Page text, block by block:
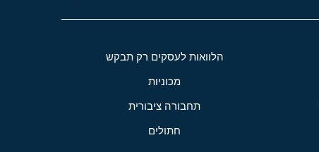
הלוואות לעסקים רק תבקש
מכוניות
תחבורה ציבורית
חתולים